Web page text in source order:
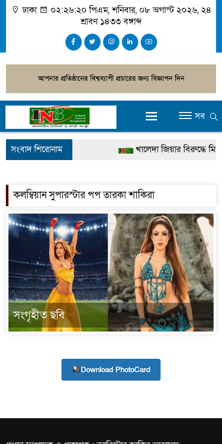
ঢাকা ০২:২৬:২০ পিএম, শনিবার, ০৮ অগাস্ট ২০২৬, ২৪
শ্রাবণ ১৪৩৩ বঙ্গাব্দ
সব
সংবাদ শিরোনাম
খালেদা জিয়ার বিরুদ্ধে
জুলাই স্মৃতি জাদুঘর উদ্বোধন
দেশটা আমাদের সবার,
হবে: প্রধানমন্ত্রী
১৫ মাস পর দেশে ফিরছেন
পুলিশ কোনো দলের বা
স্বরাষ্ট্রমন্ত্রী
গাজীপুরে সাতজনকে হত্যার
ঢাকার চারপাশে সচল হবে
রাজধানীর দুই মেট্রো
লতিফ সিদ্দিকী
নতুন মামলায় গ্রেফতার
কলম্বিয়ান সুপারস্টার পপ তারকা শাকিরা
সংগৃহীত ছবি
Download PhotoCard